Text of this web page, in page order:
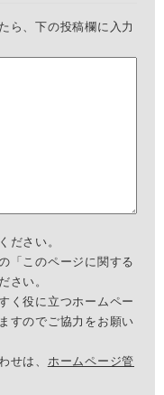
ら、下の投稿欄に入力
ださい。
「このページに関する
さい。
く役に立つホームペー
すのでご協力をお願い
せは、 ホームページ管